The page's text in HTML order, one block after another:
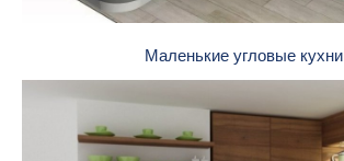
Маленькие угловые кухни